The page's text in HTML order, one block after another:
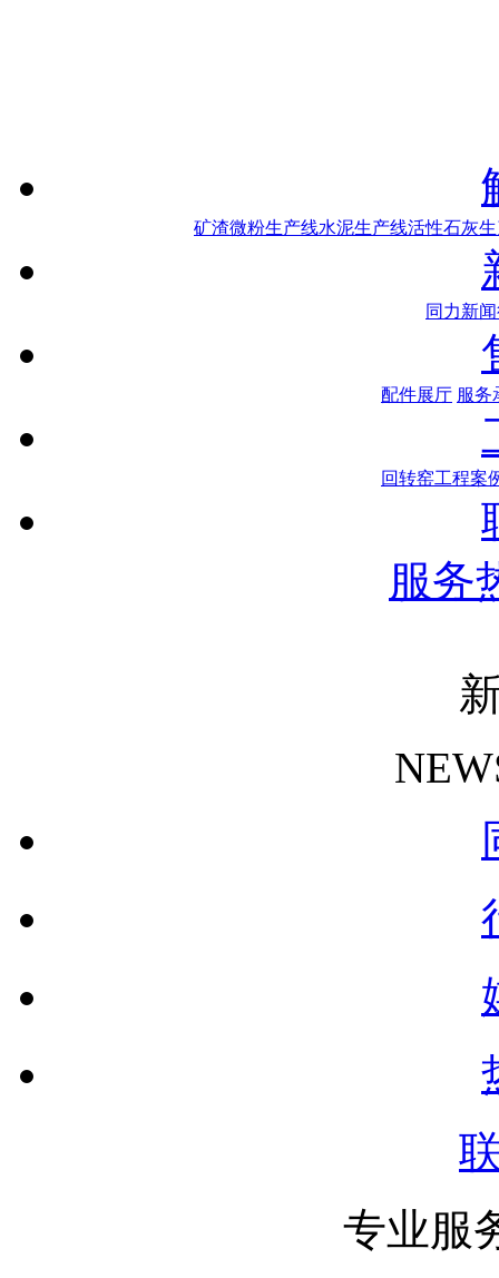
矿渣微粉生产线水泥生产线活性石灰
同力新闻
配件展厅 服务
回转窑工程案
服务
专业服